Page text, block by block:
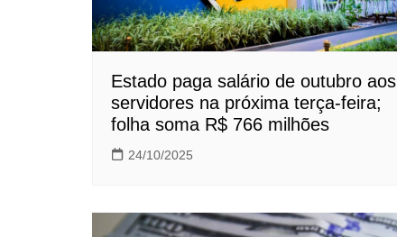
Estado paga salário de outubro aos
servidores na próxima terça-feira;
folha soma R$ 766 milhões
24/10/2025